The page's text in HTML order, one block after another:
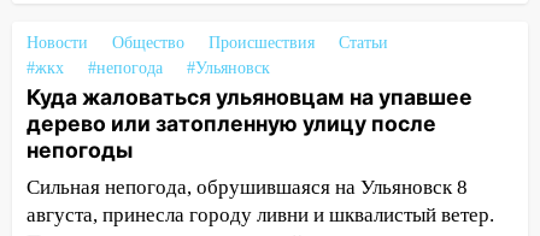
мероприятие, приуроченное к
празднованию Дня сотрудника органов
следствия Российской Федерации
19:30 Ульяновцев приглашают
поддержать «Симбирскую чебурашку»
на фестивале «ФормАРТ»
Новости Общество Происшествия
Статьи
#жкх
#непогода #Ульяновск
Куда жаловаться ульяновцам на упавшее
дерево или затопленную улицу после
непогоды
Сильная непогода, обрушившаяся на Ульяновск 8
августа, принесла городу ливни и шквалистый ветер.